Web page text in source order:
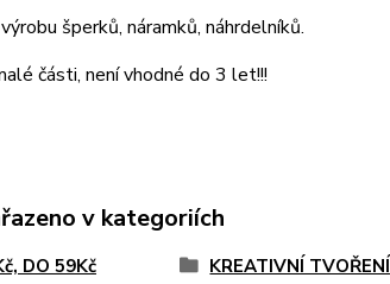
šperků, náramků, náhrdelníků.
části, není vhodné do 3 let!!!
v kategoriích
DO 59Kč KREATIVNÍ TVOŘENÍ